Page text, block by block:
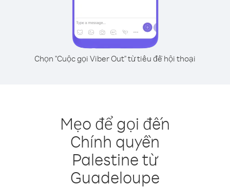
Chọn "Cuộc gọi Viber Out" từ tiêu đề hội thoại
Mẹo để gọi đến
Chính quyền
Palestine từ
Guadeloupe